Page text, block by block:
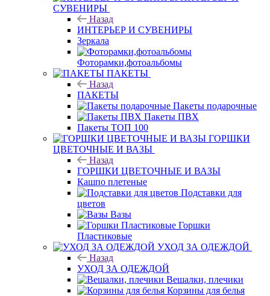
СУВЕНИРЫ
Назад
ИНТЕРЬЕР И СУВЕНИРЫ
Зеркала
Фоторамки,фотоальбомы
ПАКЕТЫ
Назад
ПАКЕТЫ
Пакеты подарочные
Пакеты ПВХ
Пакеты ТОП 100
ГОРШКИ
ЦВЕТОЧНЫЕ И ВАЗЫ
Назад
ГОРШКИ ЦВЕТОЧНЫЕ И ВАЗЫ
Кашпо плетеные
Подставки для
цветов
Вазы
Горшки
Пластиковые
УХОД ЗА ОДЕЖДОЙ
Назад
УХОД ЗА ОДЕЖДОЙ
Вешалки, плечики
Корзины для белья